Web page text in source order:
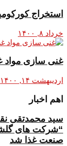
استخراج
خرداد ۸, ۱۴۰۰
غنی سازی مواد
اردیبهشت ۱۴, ۱۴۰۰
اهم اخبار
سید محمدتقی
“شرکت های
صنعت غذا شد